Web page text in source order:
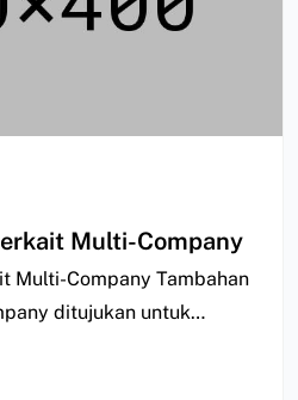
Multi-Company
Multi-Company Tambahan
ditujukan untuk